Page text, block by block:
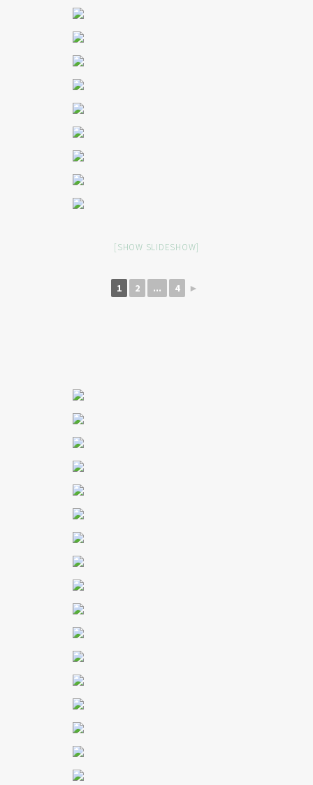
[SHOW SLIDESHOW]
1 2 ... 4 ►